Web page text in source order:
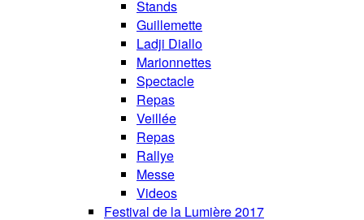
Stands
Guillemette
Ladji Diallo
Marionnettes
Spectacle
Repas
Veillée
Repas
Rallye
Messe
Videos
Festival de la Lumière 2017